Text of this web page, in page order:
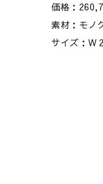
価格：
素材：モノ
サイズ：W